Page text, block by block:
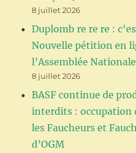
8 juillet 2026
Duplomb re re re :
Nouvelle pétition en
l’Assemblée Nationale
8 juillet 2026
BASF continue de
interdits : occupation
les Faucheurs et
d’OGM